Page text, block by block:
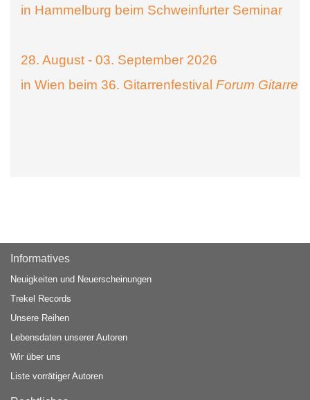
in Hammelburg beim Schweinfurter Seminar
28. August - 03. September 2026
in Wien beim 36. Gitarrenfestival Forum Gitarre
Informatives
Neuigkeiten und Neuerscheinungen
Trekel Records
Unsere Reihen
Lebensdaten unserer Autoren
Wir über uns
Liste vorrätiger Autoren